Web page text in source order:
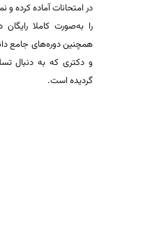
در امتحانات آماده‌ کرده
را به‌صورت کاملا
همچنین دوره‌های جامع
و دکتری که به دنبال
گردیده است.